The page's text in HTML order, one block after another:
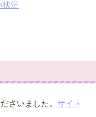
況
さいました。 サイト